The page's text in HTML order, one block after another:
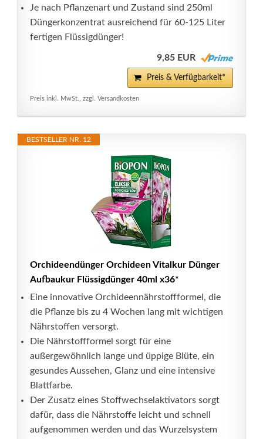
Je nach Pflanzenart und Zustand sind 250ml
Düngerkonzentrat ausreichend für 60-125 Liter
fertigen Flüssigdünger!
9,85 EUR
Preis & Verfügbarkeit*
Preis inkl. MwSt., zzgl. Versandkosten
BESTSELLER NR. 12
Orchideendünger Orchideen Vitalkur Dünger
Aufbaukur Flüssigdünger 40ml x36*
Eine innovative Orchideennährstoffformel, die
die Pflanze bis zu 4 Wochen lang mit wichtigen
Nährstoffen versorgt.
Die Nährstoffformel sorgt für eine
außergewöhnlich lange und üppige Blüte, ein
gesundes Aussehen, Glanz und eine intensive
Blattfarbe.
Der Zusatz eines Stoffwechselaktivators sorgt
dafür, dass die Nährstoffe leicht und schnell
aufgenommen werden und das Wurzelsystem